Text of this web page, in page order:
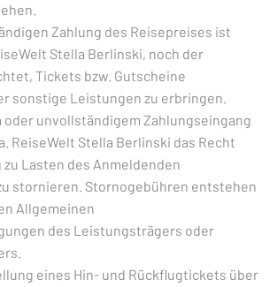
Zahlung des Reisepreises ist
Stella Berlinski, noch der
Tickets bzw. Gutscheine
sonstige Leistungen zu erbringen.
unvollständigem Zahlungseingang
ReiseWelt Stella Berlinski das Recht
zu Lasten des Anmeldenden
stornieren. Stornogebühren entstehen
Allgemeinen
des Leistungsträgers oder
eines Hin- und Rückflugtickets über